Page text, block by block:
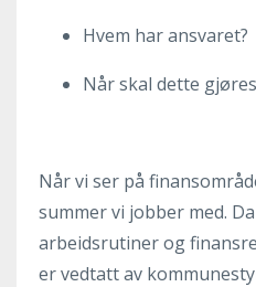
Hvem har ansvaret?
Når skal dette
Når vi ser på
summer vi jobber med.
arbeidsrutiner og
er vedtatt av